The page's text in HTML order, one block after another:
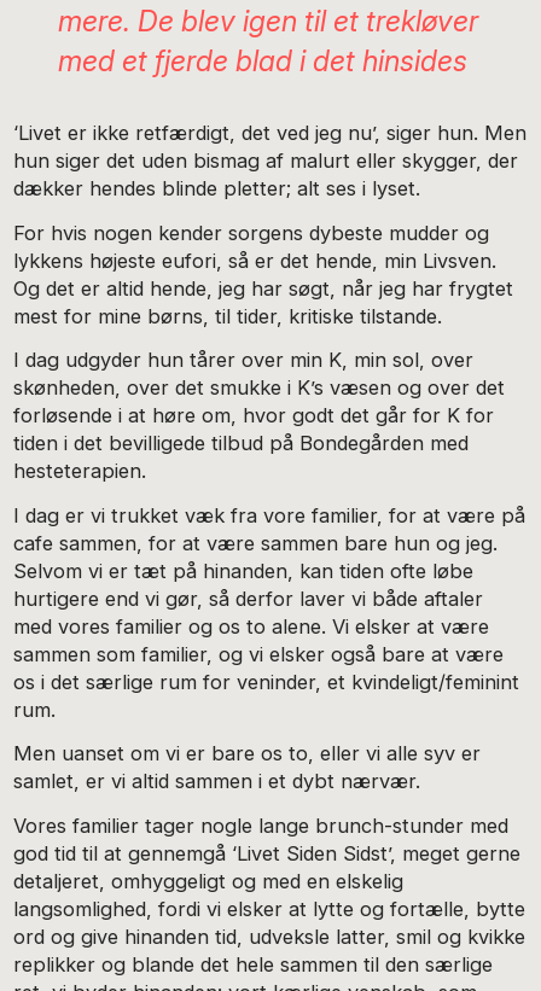
mere. De blev igen til et trekløver
med et fjerde blad i det hinsides
‘Livet er ikke retfærdigt, det ved jeg nu’, siger hun. Men
hun siger det uden bismag af malurt eller skygger, der
dækker hendes blinde pletter; alt ses i lyset.
For hvis nogen kender sorgens dybeste mudder og
lykkens højeste eufori, så er det hende, min Livsven.
Og det er altid hende, jeg har søgt, når jeg har frygtet
mest for mine børns, til tider, kritiske tilstande.
I dag udgyder hun tårer over min K, min sol, over
skønheden, over det smukke i K’s væsen og over det
forløsende i at høre om, hvor godt det går for K for
tiden i det bevilligede tilbud på Bondegården med
hesteterapien.
I dag er vi trukket væk fra vore familier, for at være på
cafe sammen, for at være sammen bare hun og jeg.
Selvom vi er tæt på hinanden, kan tiden ofte løbe
hurtigere end vi gør, så derfor laver vi både aftaler
med vores familier og os to alene. Vi elsker at være
sammen som familier, og vi elsker også bare at være
os i det særlige rum for veninder, et kvindeligt/feminint
rum.
Men uanset om vi er bare os to, eller vi alle syv er
samlet, er vi altid sammen i et dybt nærvær.
Vores familier tager nogle lange brunch-stunder med
god tid til at gennemgå ‘Livet Siden Sidst’, meget gerne
detaljeret, omhyggeligt og med en elskelig
langsomlighed, fordi vi elsker at lytte og fortælle, bytte
ord og give hinanden tid, udveksle latter, smil og kvikke
replikker og blande det hele sammen til den særlige